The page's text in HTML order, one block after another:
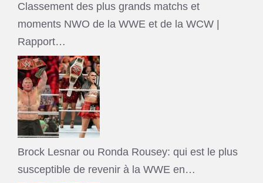
Classement des plus grands matchs et
moments NWO de la WWE et de la WCW |
Rapport…
Brock Lesnar ou Ronda Rousey: qui est le plus
susceptible de revenir à la WWE en…